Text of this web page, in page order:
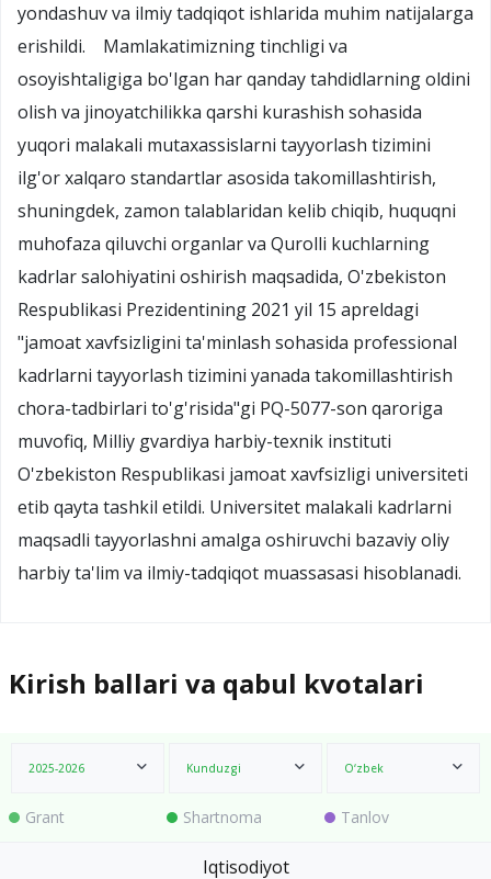
yondashuv va ilmiy tadqiqot ishlarida muhim natijalarga
erishildi. Mamlakatimizning tinchligi va
osoyishtaligiga bo'lgan har qanday tahdidlarning oldini
olish va jinoyatchilikka qarshi kurashish sohasida
yuqori malakali mutaxassislarni tayyorlash tizimini
ilg'or xalqaro standartlar asosida takomillashtirish,
shuningdek, zamon talablaridan kelib chiqib, huquqni
muhofaza qiluvchi organlar va Qurolli kuchlarning
kadrlar salohiyatini oshirish maqsadida, O'zbekiston
Respublikasi Prezidentining 2021 yil 15 apreldagi
"jamoat xavfsizligini ta'minlash sohasida professional
kadrlarni tayyorlash tizimini yanada takomillashtirish
chora-tadbirlari to'g'risida"gi PQ-5077-son qaroriga
muvofiq, Milliy gvardiya harbiy-texnik instituti
O'zbekiston Respublikasi jamoat xavfsizligi universiteti
etib qayta tashkil etildi. Universitet malakali kadrlarni
maqsadli tayyorlashni amalga oshiruvchi bazaviy oliy
harbiy ta'lim va ilmiy-tadqiqot muassasasi hisoblanadi.
Kirish ballari va qabul kvotalari
2025-2026 Kunduzgi O‘zbek
Grant Shartnoma Tanlov
Iqtisodiyot